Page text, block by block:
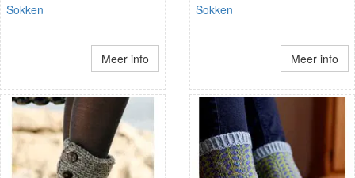
Sokken
Meer info
Sokken
Meer info